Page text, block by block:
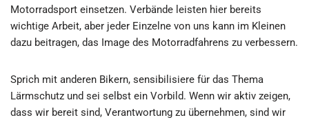
Motorradsport einsetzen. Verbände leisten hier bereits
wichtige Arbeit, aber jeder Einzelne von uns kann im Kleinen
dazu beitragen, das Image des Motorradfahrens zu verbessern.
Sprich mit anderen Bikern, sensibilisiere für das Thema
Lärmschutz und sei selbst ein Vorbild. Wenn wir aktiv zeigen,
dass wir bereit sind, Verantwortung zu übernehmen, sind wir